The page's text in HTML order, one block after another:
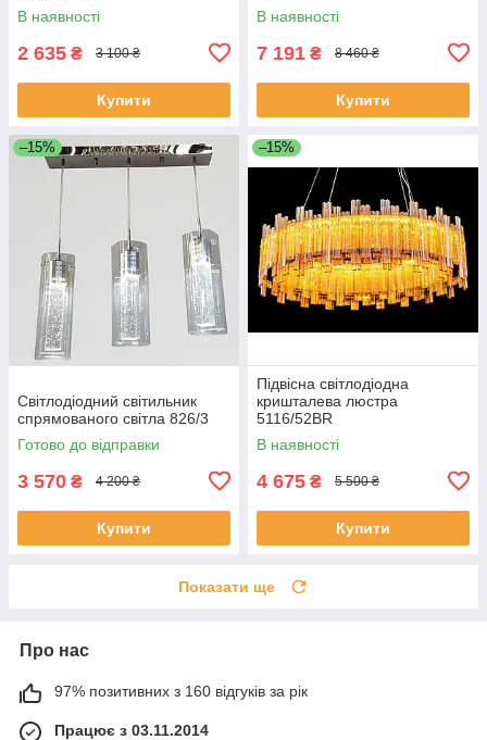
В наявності
2 635 ₴ 3 100 ₴
Купити
В наявності
7 191 ₴ 8 460 ₴
Купити
–15%
Світлодіодний світильник
спрямованого світла 826/3
Готово до відправки
3 570 ₴ 4 200 ₴
Купити
–15%
Підвісна світлодіодна
кришталева люстра
5116/52BR
В наявності
4 675 ₴ 5 500 ₴
Купити
Показати ще
Про нас
97% позитивних з 160 відгуків за рік
Працює з 03.11.2014